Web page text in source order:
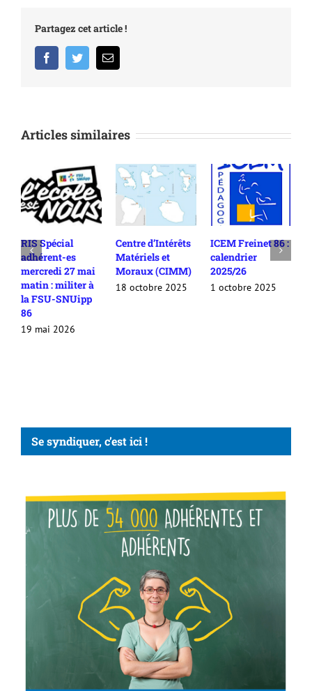
Partagez cet article !
FacebookTwitterEmail
Articles similaires
RIS Spécial
adhérent-es
mercredi 27 mai
matin : militer à
la FSU-SNUipp
86
19 mai 2026
Centre d’Intérêts
Matériels et
Moraux (CIMM)
18 octobre 2025
ICEM Freinet 86 :
calendrier
2025/26
1 octobre 2025
Se syndiquer, c’est ici !